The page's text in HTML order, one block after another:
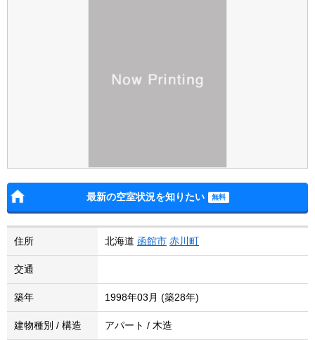
最新の空室状況を知りたい
住所 北海道 函館市 赤川町
交通
築年 1998年03月 (築28年)
建物種別 / 構造 アパート / 木造